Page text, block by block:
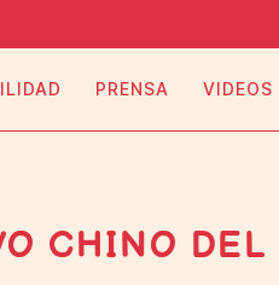
PRENSA VIDEOS
CHINO DEL